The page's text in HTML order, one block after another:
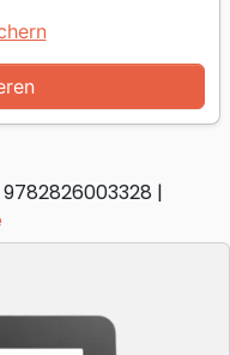
que nous
9782826003328